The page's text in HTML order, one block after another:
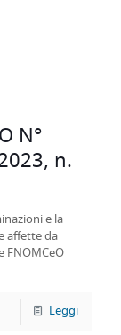
N°
n.
e la
affette da
FNOMCeO
Leggi